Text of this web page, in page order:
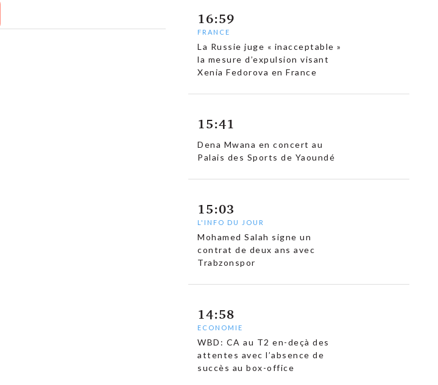
16:59
FRANCE
La Russie juge « inacceptable »
la mesure d’expulsion visant
Xenia Fedorova en France
15:41
Dena Mwana en concert au
Palais des Sports de Yaoundé
15:03
L'INFO DU JOUR
Mohamed Salah signe un
contrat de deux ans avec
Trabzonspor
14:58
ECONOMIE
WBD: CA au T2 en-deçà des
attentes avec l’absence de
succès au box-office